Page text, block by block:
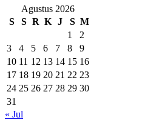
Agustus 2026
S
S R K J S M
1
2
3
4 5 6 7 8
9
10 11 12 13 14 15 16
17 18 19 20 21 22 23
24 25 26 27 28 29 30
31
« Jul